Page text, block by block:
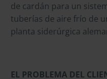
de cardán para un
tuberías de aire frío de
planta siderúrgica
EL PROBLEMA DEL